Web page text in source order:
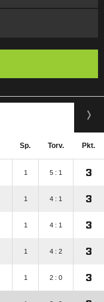
Sp. Torv. Pkt.
1 5 : 1 3
1 4 : 1 3
1 4 : 1 3
1 4 : 2 3
1 2 : 0 3